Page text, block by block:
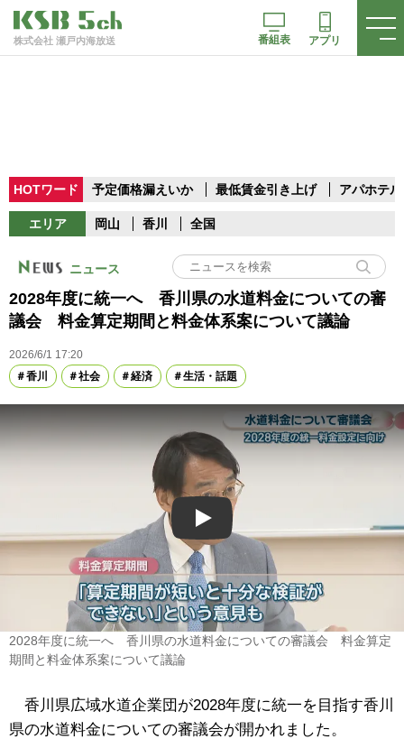
株式会社 瀬戸内海放送 番組表 アプリ
HOTワード 予定価格漏えいか 最低賃金引き上げ アパホテル
エリア 岡山 香川 全国
ニュース
2028年度に統一へ 香川県の水道料金についての審
議会 料金算定期間と料金体系案について議論
2026/6/1 17:20
香川
社会 経済 生活・話題
Play
2028年度に統一へ 香川県の水道料金についての審議会 料金算定
期間と料金体系案について議論
香川県広域水道企業団が2028年度に統一を目指す香川
県の水道料金についての審議会が開かれました。